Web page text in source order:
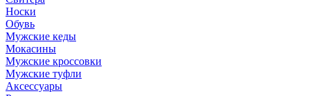
Носки
Обувь
Мужские кеды
Мокасины
Мужские кроссовки
Мужские туфли
Аксессуары